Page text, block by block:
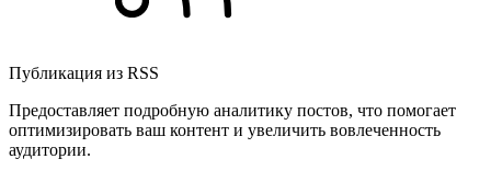
Публикация из RSS
Предоставляет подробную аналитику постов, что помогает
оптимизировать ваш контент и увеличить вовлеченность
аудитории.